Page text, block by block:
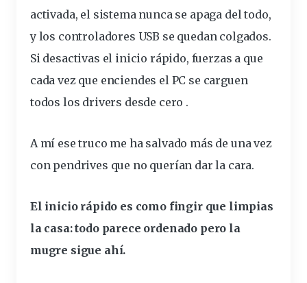
activada, el sistema nunca se apaga del todo,
y los controladores USB se quedan colgados.
Si desactivas el inicio rápido, fuerzas a que
cada vez que enciendes el PC se carguen
todos los drivers desde cero .
A mí ese truco me ha salvado más de una vez
con pendrives que no querían dar la cara.
El inicio rápido es como fingir que limpias
la casa: todo parece ordenado pero la
mugre sigue ahí.